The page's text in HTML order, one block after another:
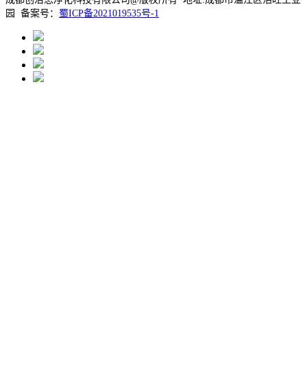
园 备案号： 蜀ICP备2021019535号-1